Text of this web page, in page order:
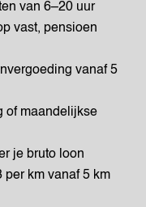
van 6–20 uur
vast, pensioen
vanaf 5
of maandelijkse
je bruto loon
km vanaf 5 km